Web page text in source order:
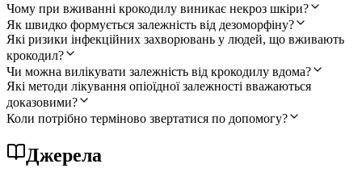
Чому при вживанні крокодилу виникає некроз шкіри?
Як швидко формується залежність від дезоморфіну?
Які ризики інфекційних захворювань у людей, що вживають
крокодил?
Чи можна вилікувати залежність від крокодилу вдома?
Які методи лікування опіоїдної залежності вважаються
доказовими?
Коли потрібно терміново звертатися по допомогу?
Джерела